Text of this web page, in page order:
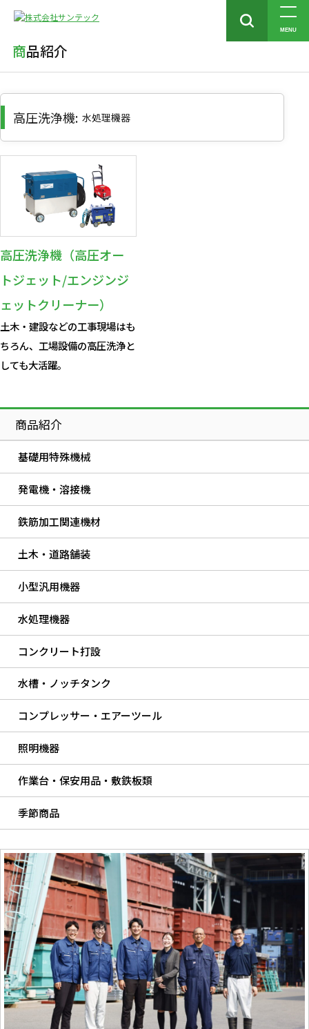
MENU
トップ 商品紹介
商品紹介
高圧洗浄機: 水処理機器
高圧洗浄機（高圧オー
トジェット/エンジンジ
ェットクリーナー）
土木・建設などの工事現場はも
ちろん、工場設備の高圧洗浄と
しても大活躍。
商品紹介
基礎用特殊機械
発電機・溶接機
鉄筋加工関連機材
土木・道路舗装
小型汎用機器
水処理機器
コンクリート打設
水槽・ノッチタンク
コンプレッサー・エアーツール
照明機器
作業台・保安用品・敷鉄板類
季節商品